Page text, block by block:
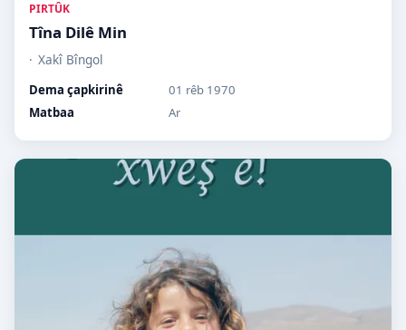
PIRTÛK
Tîna Dilê Min
Xakî Bîngol
Dema çapkirinê
01 rêb 1970
Matbaa
Ar